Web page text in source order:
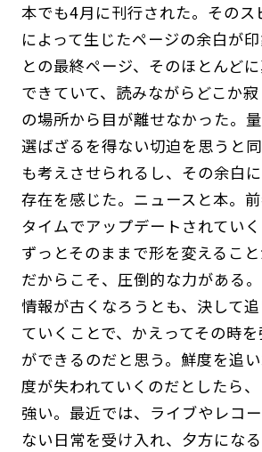
本でも4月に刊行された。そのス
によって生じたページの余白が
との最終ページ、そのほとんど
できていて、読みながらどこか
の場所から目が離せなかった。
選ばざるを得ない切迫を思うと
も考えさせられるし、その余白
存在を感じた。ニュースと本。
タイムでアップデートされてい
ずっとそのままで形を変えること
だからこそ、圧倒的な力がある
情報が古くなろうとも、決して
ていくことで、かえってその時
ができるのだと思う。鮮度を追
度が失われていくのだとしたら
強い。最近では、ライブやレコ
ない日常を受け入れ、夕方にな